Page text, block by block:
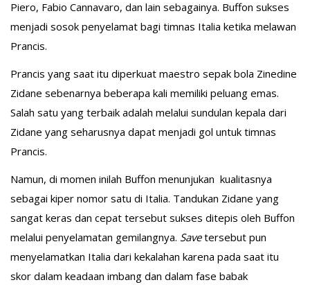
Piero, Fabio Cannavaro, dan lain sebagainya. Buffon sukses
menjadi sosok penyelamat bagi timnas Italia ketika melawan
Prancis.
Prancis yang saat itu diperkuat maestro sepak bola Zinedine
Zidane sebenarnya beberapa kali memiliki peluang emas.
Salah satu yang terbaik adalah melalui sundulan kepala dari
Zidane yang seharusnya dapat menjadi gol untuk timnas
Prancis.
Namun, di momen inilah Buffon menunjukan kualitasnya
sebagai kiper nomor satu di Italia. Tandukan Zidane yang
sangat keras dan cepat tersebut sukses ditepis oleh Buffon
melalui penyelamatan gemilangnya. Savetersebut pun
menyelamatkan Italia dari kekalahan karena pada saat itu
skor dalam keadaan imbang dan dalam fase babak